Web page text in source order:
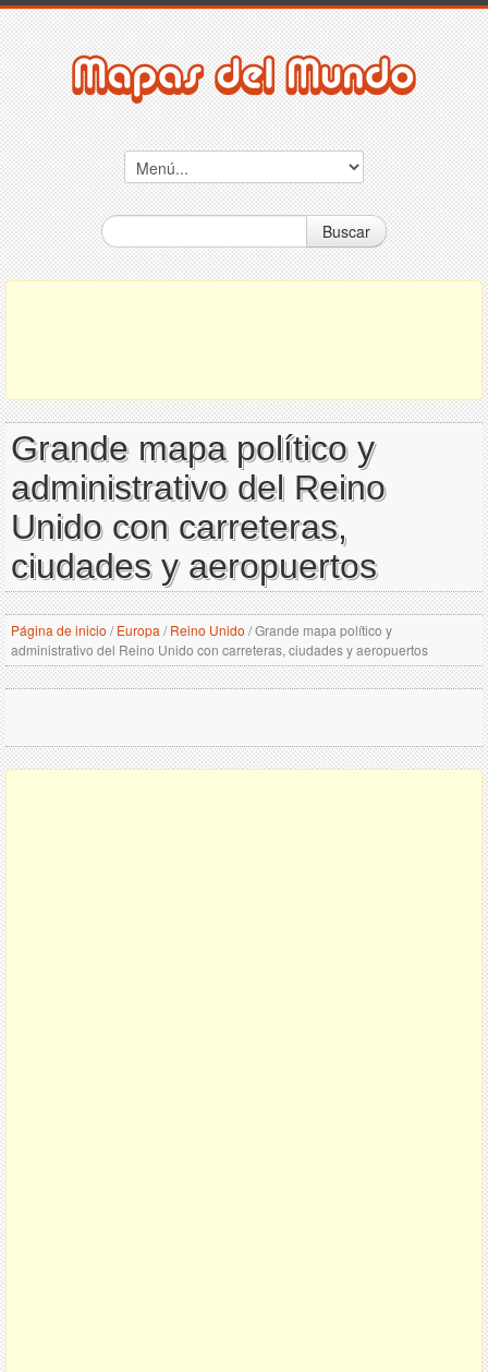
Buscar
Grande mapa político y
administrativo del Reino
Unido con carreteras,
ciudades y aeropuertos
Página de inicio / Europa / Reino Unido /Grande mapa político y
administrativo del Reino Unido con carreteras, ciudades y aeropuertos